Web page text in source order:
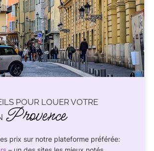
POUR LOUER VOTRE
Provence
prix sur notre plateforme préférée: